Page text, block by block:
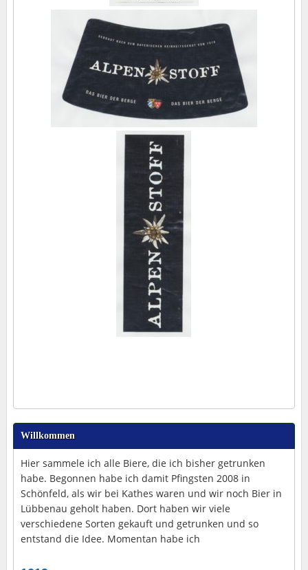
Willkommen
Hier sammele ich alle Biere, die ich bisher getrunken
habe. Begonnen habe ich damit Pfingsten 2008 in
Schönfeld, als wir bei Kathes waren und wir noch Bier in
Lübbenau geholt haben. Dort haben wir viele
verschiedene Sorten gekauft und getrunken und so
entstand die Idee. Momentan habe ich